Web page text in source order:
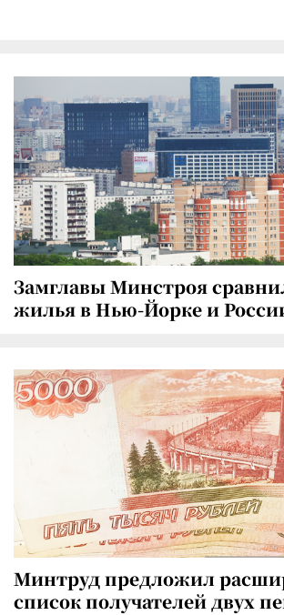
Замглавы Минстроя
жилья в Нью-Йорке и
Минтруд предложил
список получателей двух